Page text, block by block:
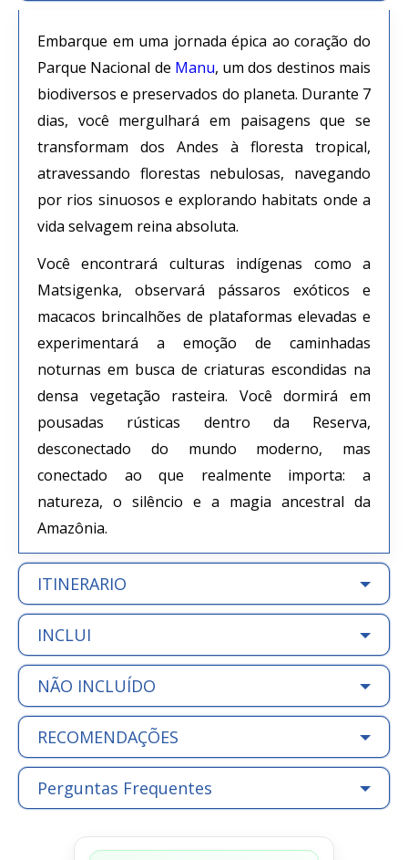
Embarque em uma jornada épica ao coração do
Parque Nacional de Manu, um dos destinos mais
biodiversos e preservados do planeta. Durante 7
dias, você mergulhará em paisagens que se
transformam dos Andes à floresta tropical,
atravessando florestas nebulosas, navegando
por rios sinuosos e explorando habitats onde a
vida selvagem reina absoluta.
Você encontrará culturas indígenas como a
Matsigenka, observará pássaros exóticos e
macacos brincalhões de plataformas elevadas e
experimentará a emoção de caminhadas
noturnas em busca de criaturas escondidas na
densa vegetação rasteira. Você dormirá em
pousadas rústicas dentro da Reserva,
desconectado do mundo moderno, mas
conectado ao que realmente importa: a
natureza, o silêncio e a magia ancestral da
Amazônia.
ITINERARIO
INCLUI
NÃO INCLUÍDO
RECOMENDAÇÕES
Perguntas Frequentes